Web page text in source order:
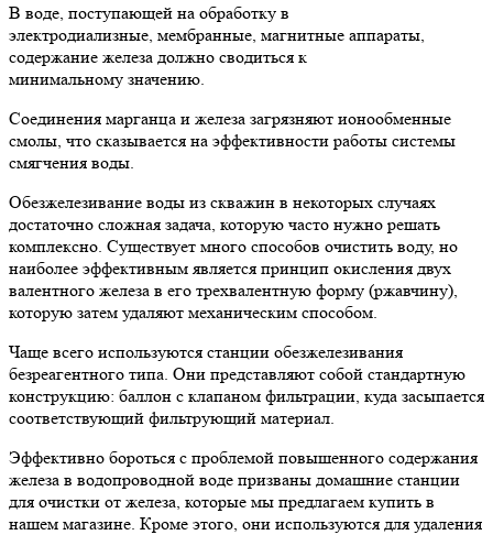
В воде, поступающей на обработку в
электродиализные, мембранные, магнитные аппараты,
содержание железа должно сводиться к
минимальному значению.
Соединения марганца и железа загрязняют ионообменные
смолы, что сказывается на эффективности работы системы
смягчения воды.
Обезжелезивание воды из скважин в некоторых случаях
достаточно сложная задача, которую часто нужно решать
комплексно. Существует много способов очистить воду, но
наиболее эффективным является принцип окисления двух
валентного железа в его трехвалентную форму (ржавчину),
которую затем удаляют механическим способом.
Чаще всего используются станции обезжелезивания
безреагентного типа. Они представляют собой стандартную
конструкцию: баллон с клапаном фильтрации, куда засыпается
соответствующий фильтрующий материал.
Эффективно бороться с проблемой повышенного содержания
железа в водопроводной воде призваны домашние станции
для очистки от железа, которые мы предлагаем купить в
нашем магазине. Кроме этого, они используются для удаления